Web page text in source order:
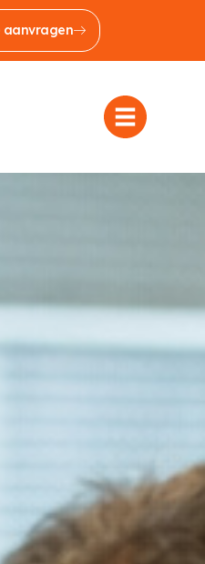
aanvragen